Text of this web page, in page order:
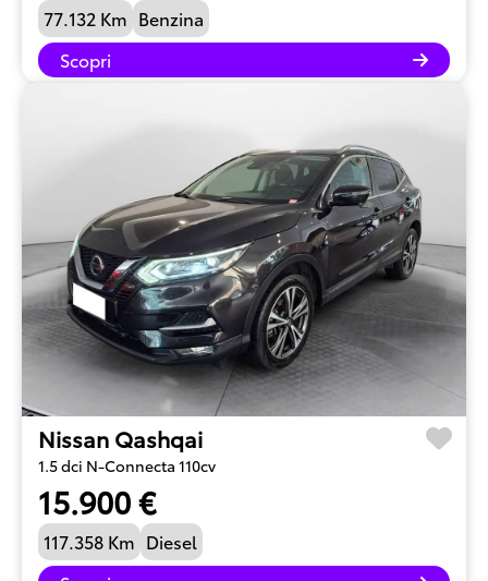
77.132 Km Benzina
Scopri
Nissan Qashqai
1.5 dci N-Connecta 110cv
15.900 €
117.358 Km Diesel